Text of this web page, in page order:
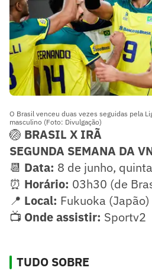
O Brasil venceu duas vezes seguidas pela
masculino (Foto: Divulgação)
🏐 BRASIL X IRÃ
SEGUNDA SEMANA DA
📆 Data: 8 de junho,
⏰ Horário: 03h30 (de
📍 Local: Fukuoka (Japão)
📺 Onde assistir: Sportv2
TUDO SOBRE